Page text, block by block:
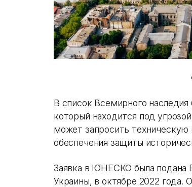
В список Всемирного
который находится под
может запросить
обеспечения защиты
Заявка в ЮНЕСКО была подана
Украины, в октябре 2022 года.